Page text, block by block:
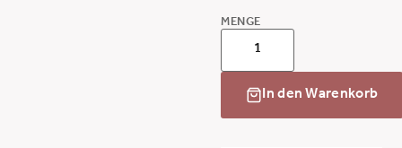
MENGE
In den Warenkorb